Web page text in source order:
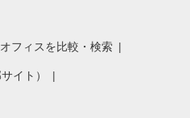
フィスを比較・検索
イト）